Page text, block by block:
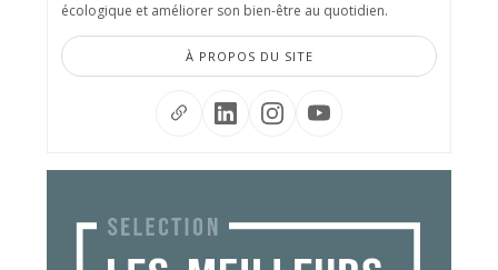
écologique et améliorer son bien-être au quotidien.
À PROPOS DU SITE